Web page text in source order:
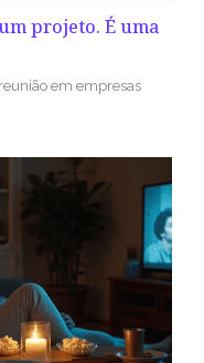
projeto. É uma
em empresas